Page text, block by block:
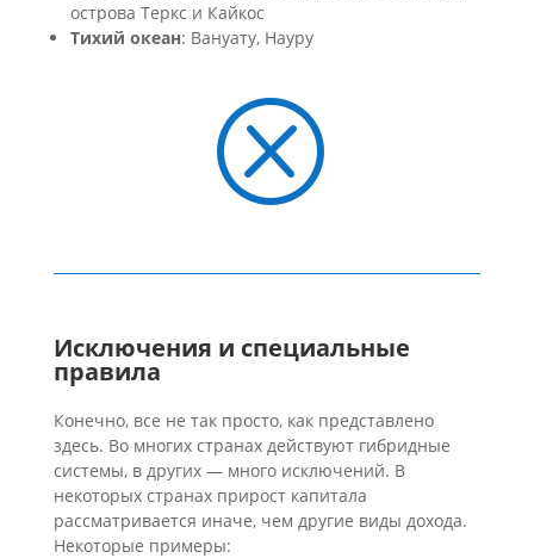
острова Теркс и Кайкос
Тихий океан: Вануату, Науру
Q
Исключения и специальные
правила
Конечно, все не так просто, как представлено
здесь. Во многих странах действуют гибридные
системы, в других — много исключений. В
некоторых странах прирост капитала
рассматривается иначе, чем другие виды дохода.
Некоторые примеры: